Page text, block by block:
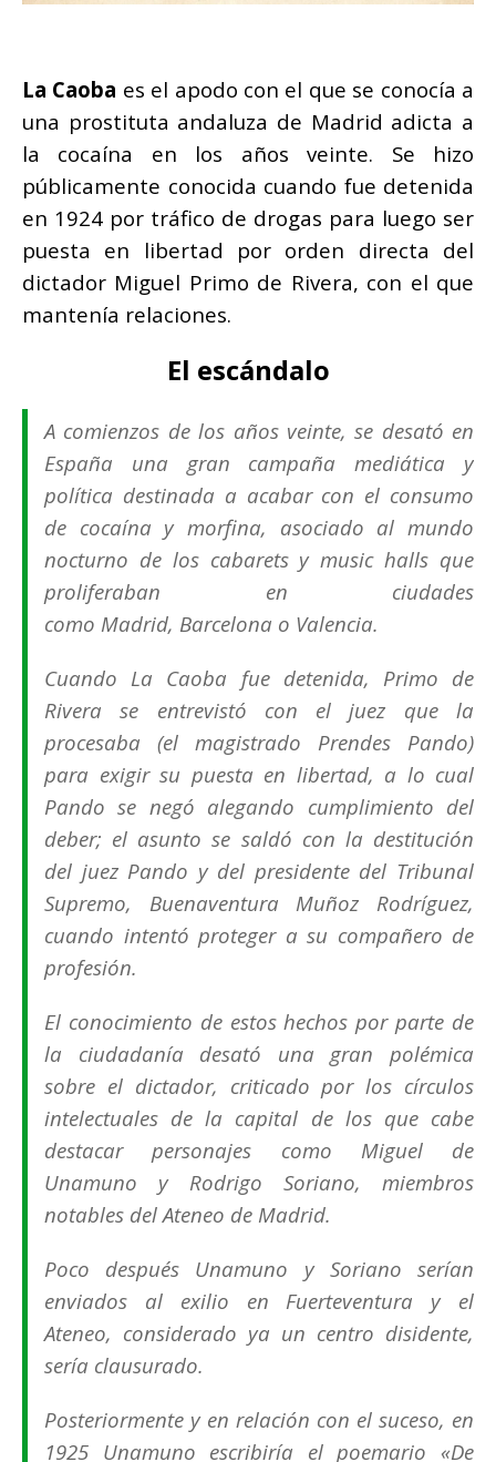
La Caoba es el apodo con el que se conocía a
una prostituta andaluza de Madrid adicta a
la cocaína en los años veinte. Se hizo
públicamente conocida cuando fue detenida
en 1924 por tráfico de drogas para luego ser
puesta en libertad por orden directa del
dictador Miguel Primo de Rivera, con el que
mantenía relaciones.
El escándalo
A comienzos de los años veinte, se desató en
España una gran campaña mediática y
política destinada a acabar con el consumo
de cocaína y morfina,​ asociado al mundo
nocturno de los cabarets y music halls que
proliferaban en ciudades
como Madrid, Barcelona o Valencia.
Cuando La Caoba fue detenida, Primo de
Rivera se entrevistó con el juez que la
procesaba (el magistrado Prendes Pando)
para exigir su puesta en libertad, a lo cual
Pando se negó alegando cumplimiento del
deber; el asunto se saldó con la destitución
del juez Pando​ y del presidente del Tribunal
Supremo, Buenaventura Muñoz Rodríguez,
cuando intentó proteger a su compañero de
profesión.​
El conocimiento de estos hechos por parte de
la ciudadanía desató una gran polémica
sobre el dictador, criticado por los círculos
intelectuales de la capital de los que cabe
destacar personajes como Miguel de
Unamuno y Rodrigo Soriano, miembros
notables del Ateneo de Madrid.​
Poco después Unamuno y Soriano serían
enviados al exilio en Fuerteventura y el
Ateneo, considerado ya un centro disidente,
sería clausurado.
Posteriormente y en relación con el suceso, en
1925 Unamuno escribiría el poemario «De